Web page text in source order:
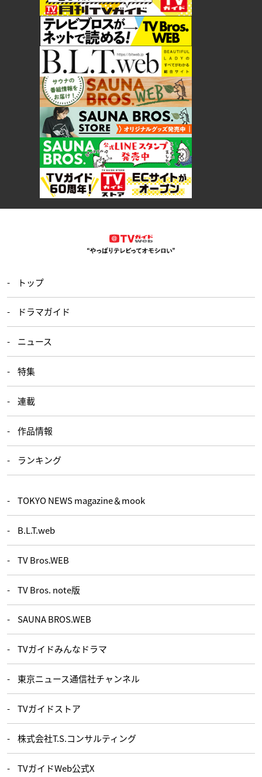
トップ
ドラマガイド
ニュース
特集
連載
作品情報
ランキング
TOKYO NEWS magazine＆mook
B.L.T.web
TV Bros.WEB
TV Bros. note版
SAUNA BROS.WEB
TVガイドみんなドラマ
東京ニュース通信社チャンネル
TVガイドストア
株式会社T.S.コンサルティング
TVガイドWeb公式X